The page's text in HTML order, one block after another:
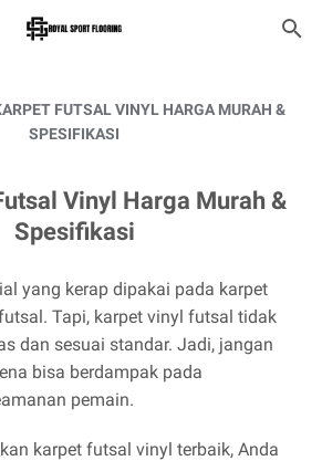
FUTSAL VINYL HARGA MURAH &
SPESIFIKASI
Vinyl Harga Murah &
Spesifikasi
yang kerap dipakai pada karpet
Tapi, karpet vinyl futsal tidak
dan sesuai standar. Jadi, jangan
bisa berdampak pada
pemain.
karpet futsal vinyl terbaik, Anda